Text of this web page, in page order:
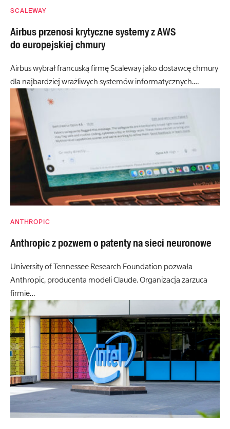
SCALEWAY
Airbus przenosi krytyczne systemy z AWS
do europejskiej chmury
Airbus wybrał francuską firmę Scaleway jako dostawcę chmury
dla najbardziej wrażliwych systemów informatycznych.…
ANTHROPIC
Anthropic z pozwem o patenty na sieci neuronowe
University of Tennessee Research Foundation pozwała
Anthropic, producenta modeli Claude. Organizacja zarzuca
firmie…